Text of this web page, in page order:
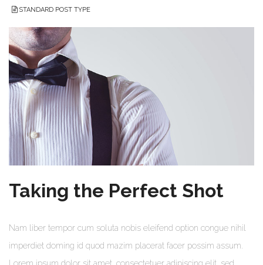
STANDARD POST TYPE
Taking the Perfect Shot
Nam liber tempor cum soluta nobis eleifend option congue nihil
imperdiet doming id quod mazim placerat facer possim assum.